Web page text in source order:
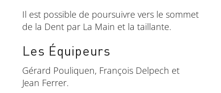
Il est possible de poursuivre vers le sommet
de la Dent par La Main et la taillante.
Les Équipeurs
Gérard Pouliquen, François Delpech et
Jean Ferrer.